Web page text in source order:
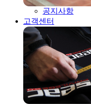
공지사항
고객센터